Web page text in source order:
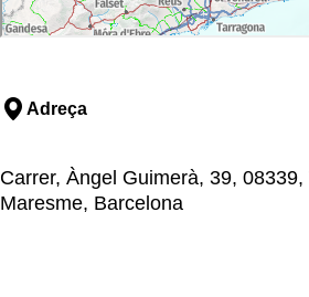
Adreça
Carrer, Àngel Guimerà, 39,
Maresme, Barcelona